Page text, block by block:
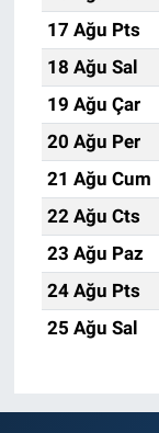
17 Ağu Pts
18 Ağu Sal
19 Ağu Çar
20 Ağu Per
21 Ağu Cum
22 Ağu Cts
23 Ağu Paz
24 Ağu Pts
25 Ağu Sal